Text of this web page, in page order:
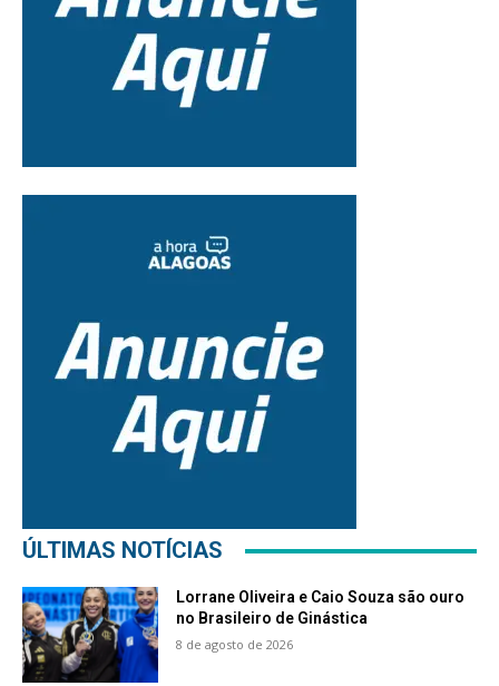
ÚLTIMAS NOTÍCIAS
Lorrane Oliveira e Caio Souza são ouro
no Brasileiro de Ginástica
8 de agosto de 2026